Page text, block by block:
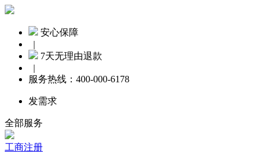
安心保障
|
7天无理由退款
|
服务热线： 400-000-6178
发需求
全部服务
工商注册